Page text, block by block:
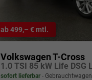
ab 499,– € mtl.
Volkswagen T-Cross
sofort lieferbar Gebrauchtwagen